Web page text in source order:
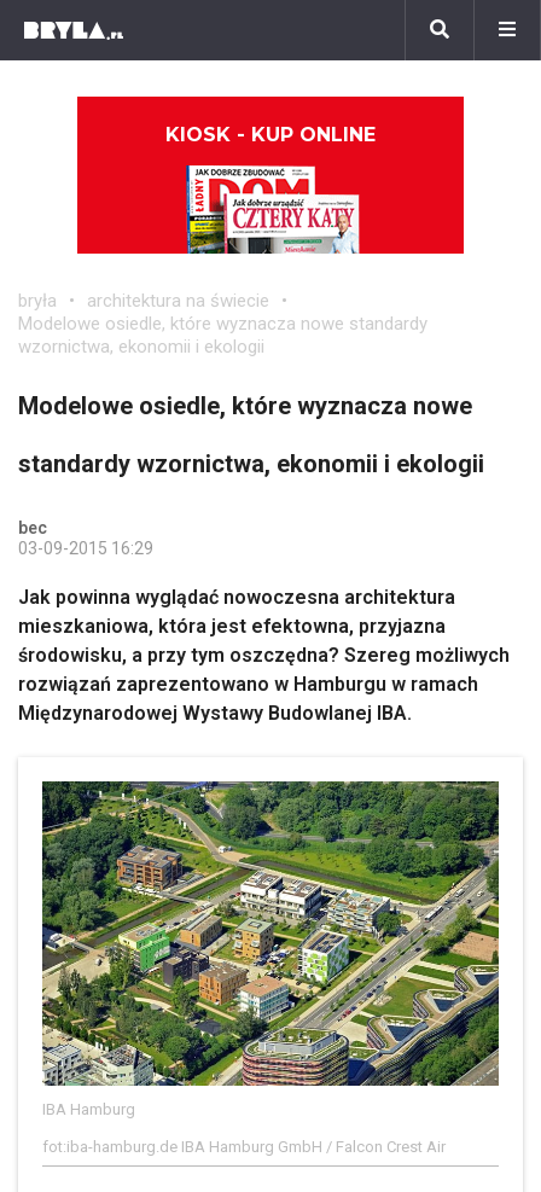
KIOSK - KUP ONLINE
bryła
architektura na świecie
Modelowe osiedle, które wyznacza nowe standardy
wzornictwa, ekonomii i ekologii
Modelowe osiedle, które wyznacza nowe
standardy wzornictwa, ekonomii i ekologii
bec
03-09-2015 16:29
Jak powinna wyglądać nowoczesna architektura
mieszkaniowa, która jest efektowna, przyjazna
środowisku, a przy tym oszczędna? Szereg możliwych
rozwiązań zaprezentowano w Hamburgu w ramach
Międzynarodowej Wystawy Budowlanej IBA.
IBA Hamburg
fot:iba-hamburg.de IBA Hamburg GmbH / Falcon Crest Air